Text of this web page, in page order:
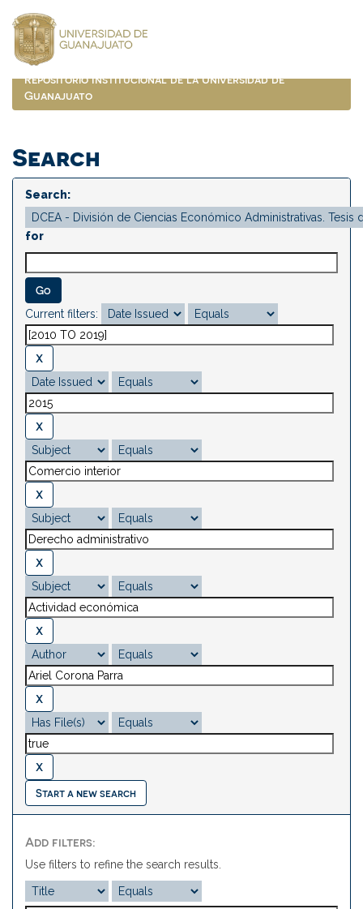
navigation
Repositorio Institucional de la Universidad de
Guanajuato
Search
Search:
for
Current filters:
Start a new search
Add filters:
Use filters to refine the search results.